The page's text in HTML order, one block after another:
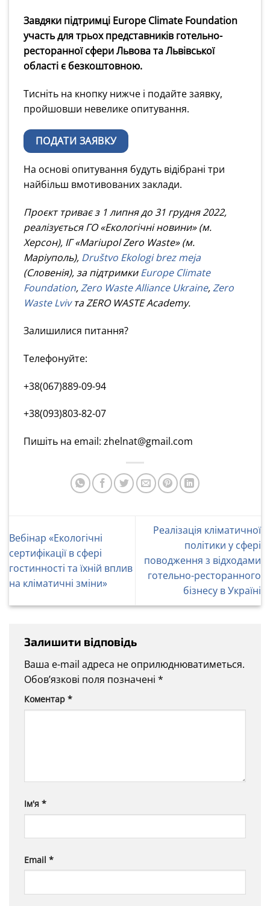
Завдяки підтримці Europe Climate Foundation
участь для трьох представників готельно-
ресторанної сфери Львова та Львівської
області є безкоштовною.
Тисніть на кнопку нижче і подайте заявку,
пройшовши невелике опитування.
ПОДАТИ ЗАЯВКУ
На основі опитування будуть відібрані три
найбільш вмотивованих заклади.
Проєкт триває з 1 липня до 31 грудня 2022,
реалізується ГО «Екологічні новини» (м.
Херсон), ІГ «Mariupol Zero Waste» (м.
Маріуполь), Društvo Ekologi brez meja
(Словенія), за підтримкиEurope Climate
Foundation,Zero Waste Alliance Ukraine,Zero
Waste Lvivта ZERO WASTE Academy.
Залишилися питання?
Телефонуйте:
+38(067)889-09-94
+38(093)803-82-07
Пишіть на email: zhelnat@gmail.com
Вебінар «Екологічні
сертифікації в сфері
гостинності та їхній вплив
на кліматичні зміни»
Реалізація кліматичної
політики у сфері
поводження з відходами
готельно-ресторанного
бізнесу в Україні
Залишити відповідь
Ваша e-mail адреса не оприлюднюватиметься.
Обов’язкові поля позначені *
Коментар *
Ім'я *
Email *